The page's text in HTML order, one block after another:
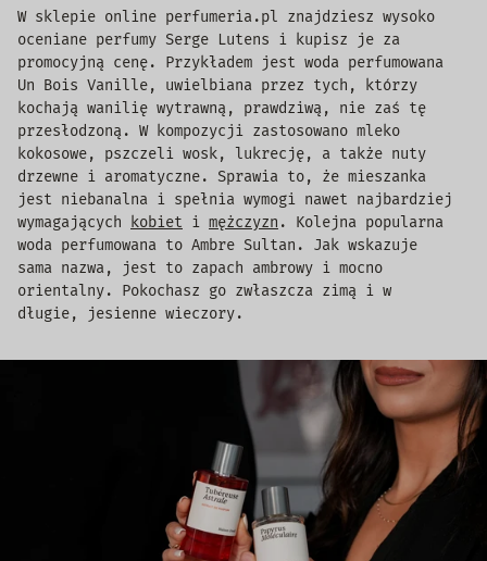
W sklepie online perfumeria.pl znajdziesz wysoko
oceniane perfumy Serge Lutens i kupisz je za
promocyjną cenę. Przykładem jest woda perfumowana
Un Bois Vanille, uwielbiana przez tych, którzy
kochają wanilię wytrawną, prawdziwą, nie zaś tę
przesłodzoną. W kompozycji zastosowano mleko
kokosowe, pszczeli wosk, lukrecję, a także nuty
drzewne i aromatyczne. Sprawia to, że mieszanka
jest niebanalna i spełnia wymogi nawet najbardziej
wymagających
kobiet i mężczyzn . Kolejna popularna
woda perfumowana to Ambre Sultan. Jak wskazuje
sama nazwa, jest to zapach ambrowy i mocno
orientalny. Pokochasz go zwłaszcza zimą i w
długie, jesienne wieczory.